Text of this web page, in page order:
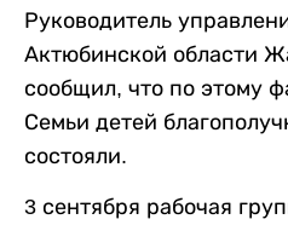
Руководитель
Актюбинской области
сообщил, что по этому
Семьи детей
состояли.
3 сентября рабочая